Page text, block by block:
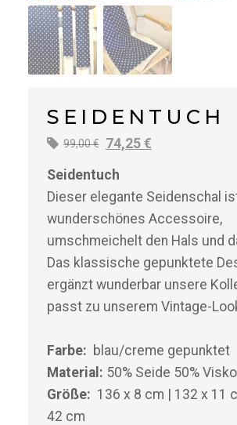
SEIDENTUCH
99,00€ Ursprünglicher
99,00 €
74,25 €
Seidentuch
Dieser elegante Seidenschal
wunderschönes Accessoire,
umschmeichelt den Hals und
Das klassische gepunktete
ergänzt wunderbar unsere
passt zu unserem Vintage-
Farbe: blau/creme gepunktet
Material: 50% Seide 50%
Größe: 136 x 8 cm | 132 x 11
42 cm